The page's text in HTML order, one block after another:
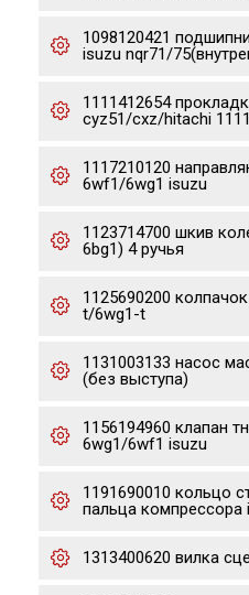
1098120421
isuzu nqr71/
1111412654
cyz51/cxz/hitachi
1117210120
6wf1/6wg1 isuzu
1123714700 шкив
6bg1) 4 ручья
1125690200
t/6wg1-t
1131003133 насос
(без выступа)
1156194960 клапан
6wg1/6wf1 isuzu
1191690010 кольцо
пальца
1313400620 вилка